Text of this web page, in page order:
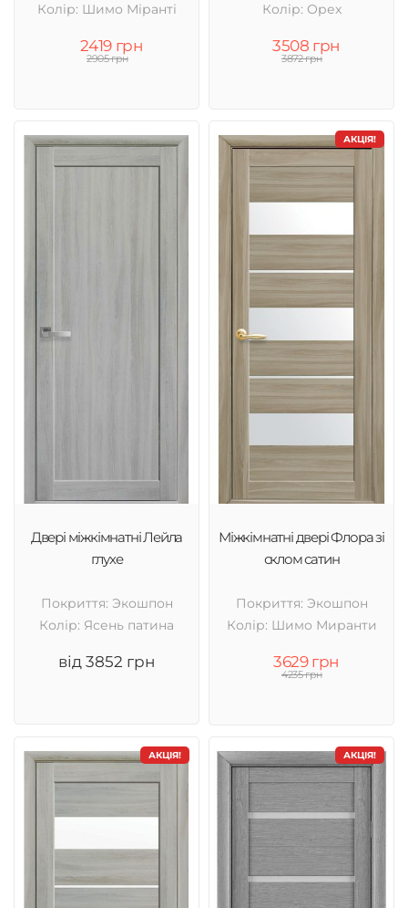
Колір: Шимо Міранті
2419 грн
2905 грн
Колір: Орех
3508 грн
3872 грн
Двері міжкімнатні Лейла
глухе
Покриття: Экошпон
Колір: Ясень патина
від 3852 грн
АКЦІЯ!
Міжкімнатні двері Флора зі
склом сатин
Покриття: Экошпон
Колір: Шимо Миранти
3629 грн
4235 грн
АКЦІЯ! АКЦІЯ!